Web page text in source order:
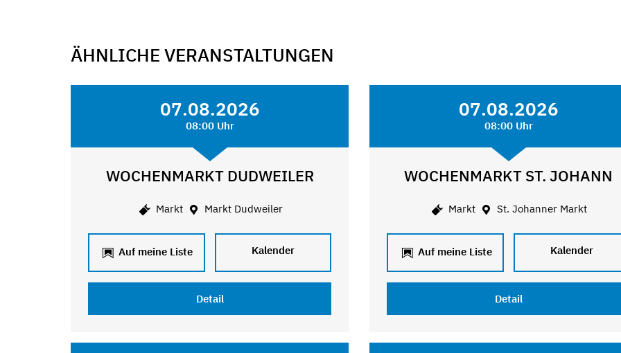
ÄHNLICHE VERANSTALTUNGEN
07.08.2026
08:00 Uhr
WOCHENMARKT DUDWEILER
Markt Markt Dudweiler
Auf meine Liste Kalender
Detail
07.08.2026
08:00 Uhr
WOCHENMARKT ST. JOHANN
Markt St. Johanner Markt
Auf meine Liste Kalender
Detail